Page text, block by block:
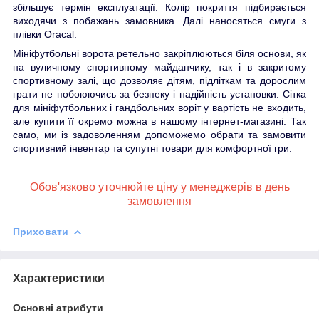
збільшує термін експлуатації. Колір покриття підбирається
виходячи з побажань замовника. Далі наносяться смуги з
плівки Oracal.
Мініфутбольні ворота ретельно закріплюються біля основи, як
на вуличному спортивному майданчику, так і в закритому
спортивному залі, що дозволяє дітям, підліткам та дорослим
грати не побоюючись за безпеку і надійність установки. Сітка
для мініфутбольних і гандбольних воріт у вартість не входить,
але купити її окремо можна в нашому інтернет-магазині. Так
само, ми із задоволенням допоможемо обрати та замовити
спортивний інвентар та супутні товари для комфортної гри.
Обов'язково уточнюйте ціну у менеджерів в день
замовлення
Приховати
Характеристики
Основні атрибути